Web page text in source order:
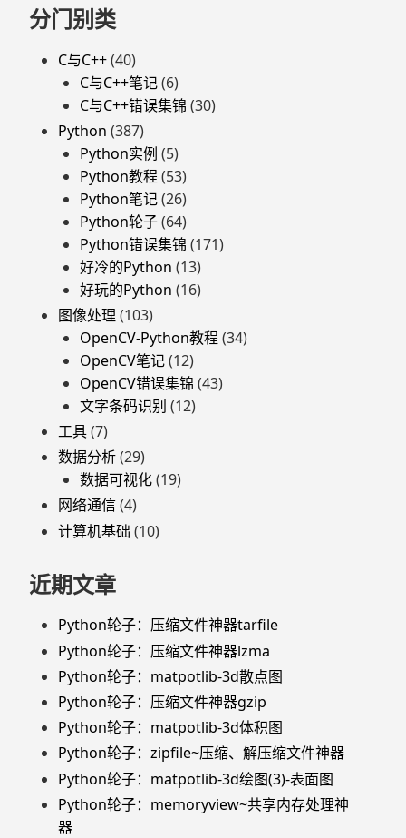
页
脚
分门别类
C与C++(40)
C与C++笔记(6)
C与C++错误集锦 (30)
Python (387)
Python实例 (5)
Python教程 (53)
Python笔记(26)
Python轮子(64)
Python错误集锦 (171)
好冷的Python (13)
好玩的Python (16)
图像处理 (103)
OpenCV-Python教程 (34)
OpenCV笔记(12)
OpenCV错误集锦 (43)
文字条码识别 (12)
工具(7)
数据分析(29)
数据可视化(19)
网络通信(4)
计算机基础 (10)
近期文章
Python轮子：压缩文件神器tarfile
Python轮子：压缩文件神器lzma
Python轮子：matpotlib-3d散点图
Python轮子：压缩文件神器gzip
Python轮子：matpotlib-3d体积图
Python轮子：zipfile~压缩、解压缩文件神器
Python轮子：matpotlib-3d绘图(3)-表面图
Python轮子：memoryview~共享内存处理神
器